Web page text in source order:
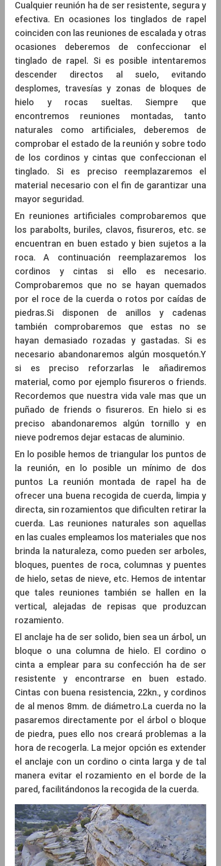
Cualquier reunión ha de ser resistente, segura y
efectiva. En ocasiones los tinglados de rapel
coinciden con las reuniones de escalada y otras
ocasiones deberemos de confeccionar el
tinglado de rapel. Si es posible intentaremos
descender directos al suelo, evitando
desplomes, travesías y zonas de bloques de
hielo y rocas sueltas. Siempre que
encontremos reuniones montadas, tanto
naturales como artificiales, deberemos de
comprobar el estado de la reunión y sobre todo
de los cordinos y cintas que confeccionan el
tinglado. Si es preciso reemplazaremos el
material necesario con el fin de garantizar una
mayor seguridad.
En reuniones artificiales comprobaremos que
los parabolts, buriles, clavos, fisureros, etc. se
encuentran en buen estado y bien sujetos a la
roca. A continuación reemplazaremos los
cordinos y cintas si ello es necesario.
Comprobaremos que no se hayan quemados
por el roce de la cuerda o rotos por caídas de
piedras.Si disponen de anillos y cadenas
también comprobaremos que estas no se
hayan demasiado rozadas y gastadas. Si es
necesario abandonaremos algún mosquetón.Y
si es preciso reforzarlas le añadiremos
material, como por ejemplo fisureros o friends.
Recordemos que nuestra vida vale mas que un
puñado de friends o fisureros. En hielo si es
preciso abandonaremos algún tornillo y en
nieve podremos dejar estacas de aluminio.
En lo posible hemos de triangular los puntos de
la reunión, en lo posible un mínimo de dos
puntos La reunión montada de rapel ha de
ofrecer una buena recogida de cuerda, limpia y
directa, sin rozamientos que dificulten retirar la
cuerda. Las reuniones naturales son aquellas
en las cuales empleamos los materiales que nos
brinda la naturaleza, como pueden ser arboles,
bloques, puentes de roca, columnas y puentes
de hielo, setas de nieve, etc. Hemos de intentar
que tales reuniones también se hallen en la
vertical, alejadas de repisas que produzcan
rozamiento.
El anclaje ha de ser solido, bien sea un árbol, un
bloque o una columna de hielo. El cordino o
cinta a emplear para su confección ha de ser
resistente y encontrarse en buen estado.
Cintas con buena resistencia, 22kn., y cordinos
de al menos 8mm. de diámetro.La cuerda no la
pasaremos directamente por el árbol o bloque
de piedra, pues ello nos creará problemas a la
hora de recogerla. La mejor opción es extender
el anclaje con un cordino o cinta larga y de tal
manera evitar el rozamiento en el borde de la
pared, facilitándonos la recogida de la cuerda.